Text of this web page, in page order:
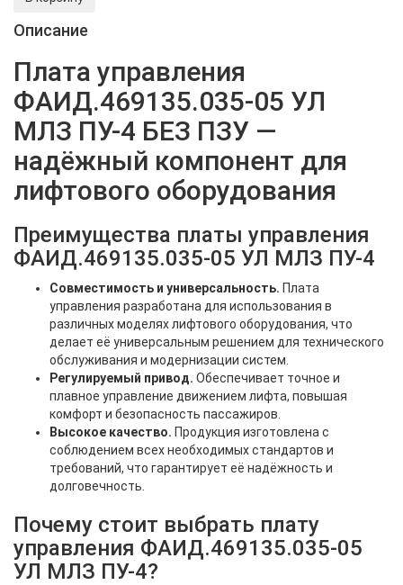
Описание
Плата управления
ФАИД.469135.035-05 УЛ
МЛЗ ПУ-4 БЕЗ ПЗУ —
надёжный компонент для
лифтового оборудования
Преимущества платы управления
ФАИД.469135.035-05 УЛ МЛЗ ПУ-4
Совместимость и универсальность. Плата
управления разработана для использования в
различных моделях лифтового оборудования, что
делает её универсальным решением для технического
обслуживания и модернизации систем.
Регулируемый привод. Обеспечивает точное и
плавное управление движением лифта, повышая
комфорт и безопасность пассажиров.
Высокое качество. Продукция изготовлена с
соблюдением всех необходимых стандартов и
требований, что гарантирует её надёжность и
долговечность.
Почему стоит выбрать плату
управления ФАИД.469135.035-05
УЛ МЛЗ ПУ-4?